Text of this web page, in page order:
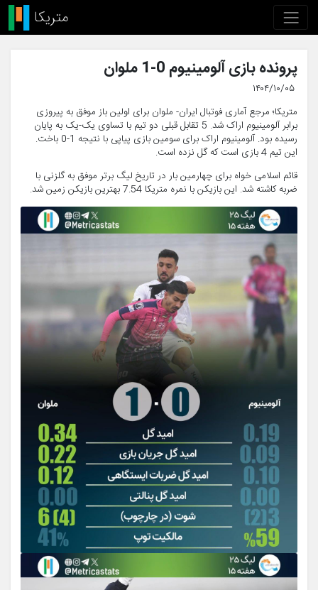
پرونده بازی آلومینیوم 0-1 ملوان
متریکا؛ مرجع آماری فوتبال ایران- ملوان برای اولین باز موفق به پیروزی
برابر آلومینیوم اراک شد. 5 تقابل قبلی دو تیم با تساوی یک-یک به پایان
رسیده بود. آلومینیوم اراک برای سومین بازی پیاپی با نتیجه 1-0 باخت.
این تیم 4 بازی است که گل نزده است.
قائم اسلامی خواه برای چهارمین بار در تاریخ لیگ برتر موفق به گلزنی با
ضربه کاشته شد. این بازیکن با نمره متریکا 7.54 بهترین بازیکن زمین شد.